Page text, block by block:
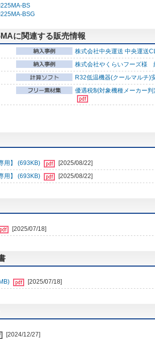
BS
BSG
に関連する販売情報
株式会社中央運送 中央運送
株式会社やくらいフーズ様
R32低温機器(クールマルチ)
優遇税制対象機種メーカー
用】 (693KB)
[2025/08/22]
用】 (693KB)
[2025/08/22]
[2025/07/18]
[2025/07/18]
[2024/12/27]